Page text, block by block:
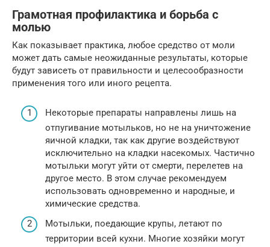
Грамотная профилактика и борьба с
молью
Как показывает практика, любое средство от моли
может дать самые неожиданные результаты, которые
будут зависеть от правильности и целесообразности
применения того или иного рецепта.
Некоторые препараты направлены лишь на
отпугивание мотыльков, но не на уничтожение
яичной кладки, так как другие воздействуют
исключительно на кладки насекомых. Частично
мотыльки могут уйти от смерти, перелетев на
другое место. В этом случае рекомендуем
использовать одновременно и народные, и
химические средства.
Мотыльки, поедающие крупы, летают по
территории всей кухни. Многие хозяйки могут